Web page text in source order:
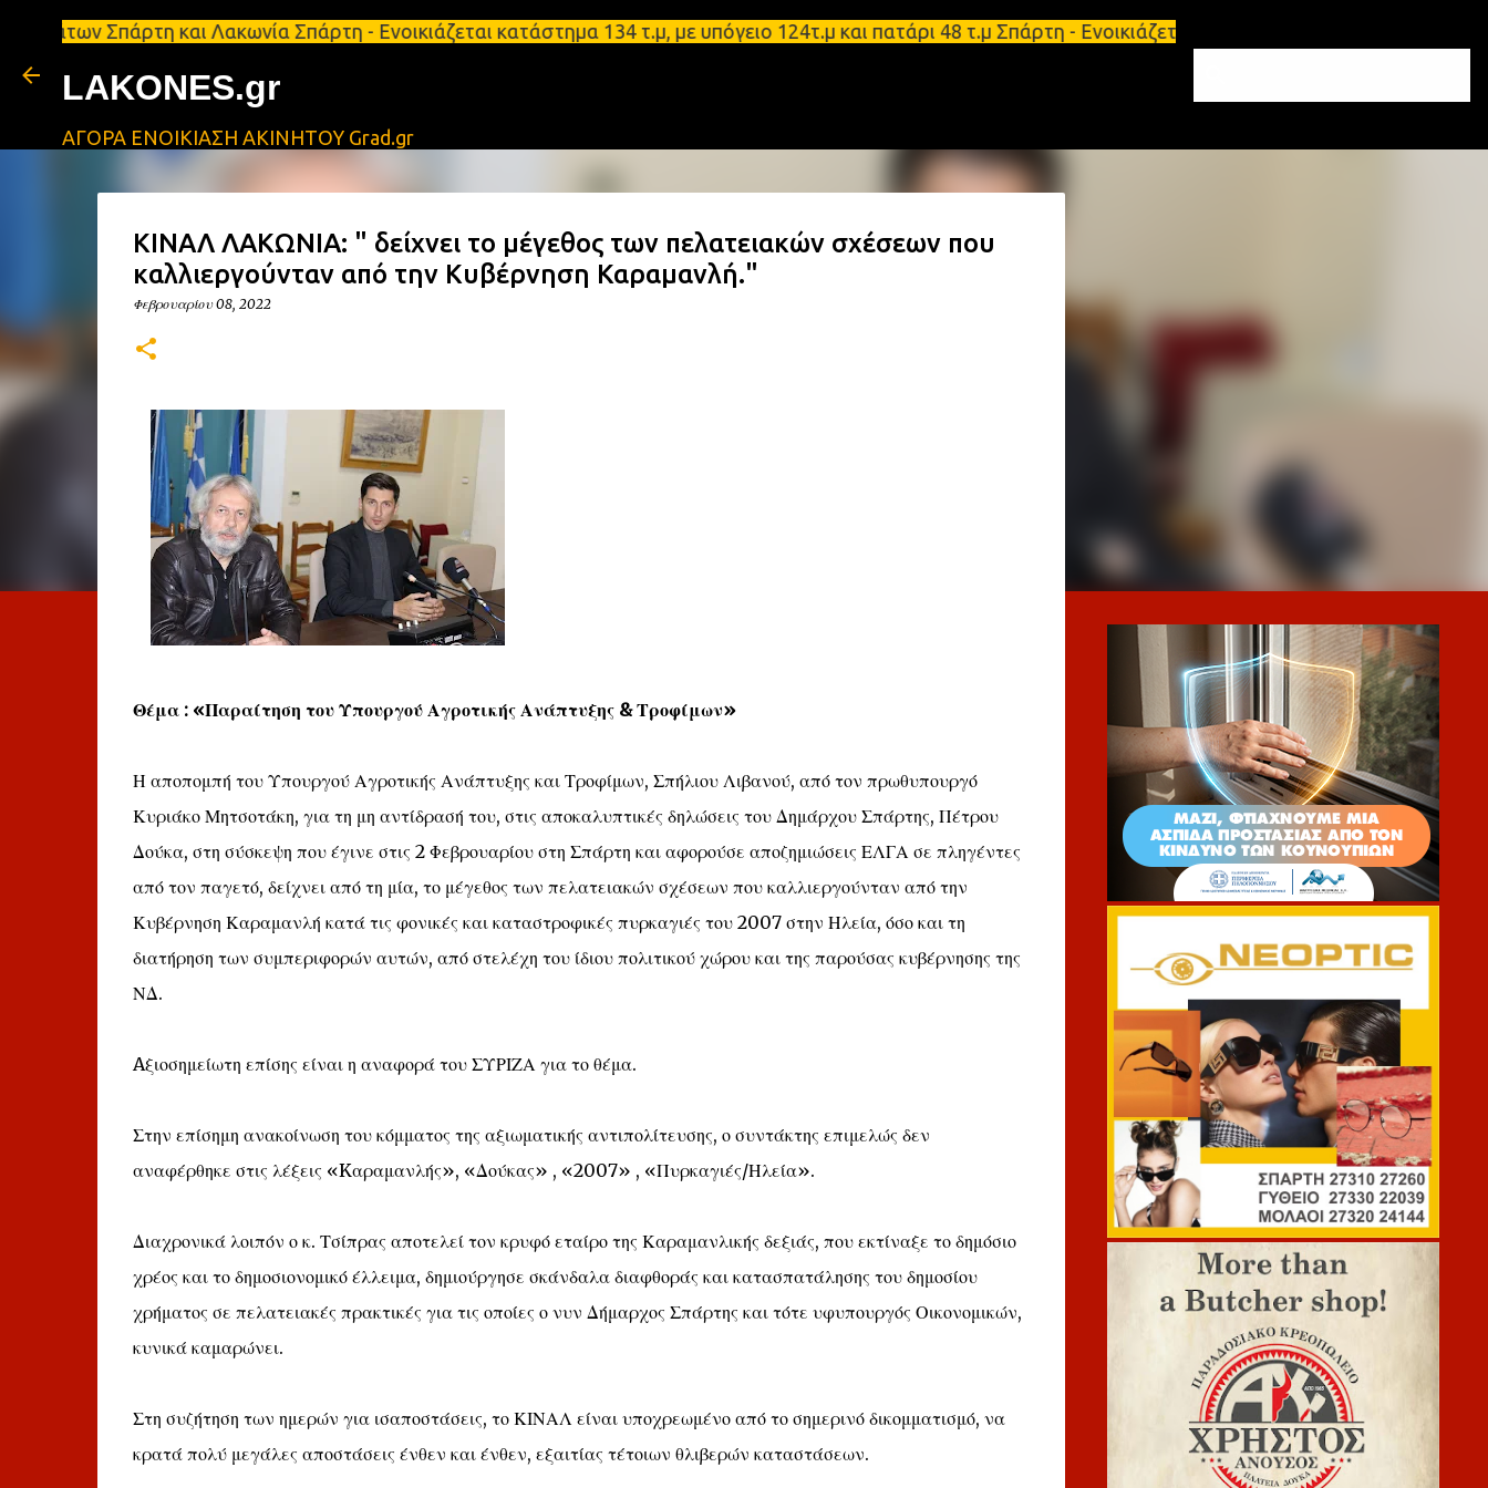
Μετάβαση στο κύριο περιεχόμενο
Σπάρτη και Λακωνία Σπάρτη - Ενοικιάζεται κατάστημα 134 τ.μ, με υπόγειο 124τ.μ και πατάρι 48 τ.μ Σπάρτη - Ενοικιάζεται επιπλωμένο διαμέρισμα
LAKONES.gr
ΑΓΟΡΑ ΕΝΟΙΚΙΑΣΗ ΑΚΙΝΗΤΟΥ Grad.gr
ΚΙΝΑΛ ΛΑΚΩΝΙΑ: " δείχνει το μέγεθος των πελατειακών σχέσεων που
καλλιεργούνταν από την Κυβέρνηση Καραμανλή."
Φεβρουαρίου 08, 2022
Θέμα : «Παραίτηση του Υπουργού Αγροτικής Ανάπτυξης & Τροφίμων»
Η αποπομπή του Υπουργού Αγροτικής Ανάπτυξης και Τροφίμων, Σπήλιου Λιβανού, από τον πρωθυπουργό
Κυριάκο Μητσοτάκη, για τη μη αντίδρασή του, στις αποκαλυπτικές δηλώσεις του Δημάρχου Σπάρτης, Πέτρου
Δούκα, στη σύσκεψη που έγινε στις 2 Φεβρουαρίου στη Σπάρτη και αφορούσε αποζημιώσεις ΕΛΓΑ σε πληγέντες
από τον παγετό, δείχνει από τη μία, το μέγεθος των πελατειακών σχέσεων που καλλιεργούνταν από την
Κυβέρνηση Καραμανλή κατά τις φονικές και καταστροφικές πυρκαγιές του 2007 στην Ηλεία, όσο και τη
διατήρηση των συμπεριφορών αυτών, από στελέχη του ίδιου πολιτικού χώρου και της παρούσας κυβέρνησης της
ΝΔ.
Aξιοσημείωτη επίσης είναι η αναφορά του ΣΥΡΙΖΑ για το θέμα.
Στην επίσημη ανακοίνωση του κόμματος της αξιωματικής αντιπολίτευσης, ο συντάκτης επιμελώς δεν
αναφέρθηκε στις λέξεις «Kαραμανλής», «Δούκας» , «2007» , «Πυρκαγιές/Ηλεία».
Διαχρονικά λοιπόν ο κ. Τσίπρας αποτελεί τον κρυφό εταίρο της Καραμανλικής δεξιάς, που εκτίναξε το δημόσιο
χρέος και το δημοσιονομικό έλλειμα, δημιούργησε σκάνδαλα διαφθοράς και κατασπατάλησης του δημοσίου
χρήματος σε πελατειακές πρακτικές για τις οποίες ο νυν Δήμαρχος Σπάρτης και τότε υφυπουργός Οικονομικών,
κυνικά καμαρώνει.
Στη συζήτηση των ημερών για ισαποστάσεις, το ΚΙΝΑΛ είναι υποχρεωμένο από το σημερινό δικομματισμό, να
κρατά πολύ μεγάλες αποστάσεις ένθεν και ένθεν, εξαιτίας τέτοιων θλιβερών καταστάσεων.